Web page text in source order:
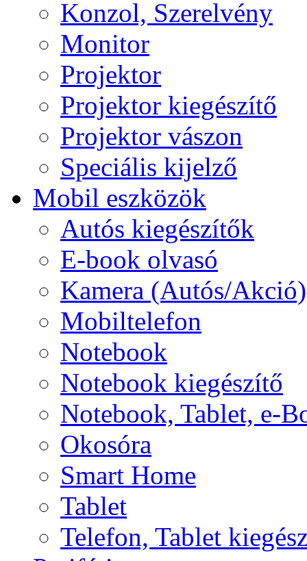
Konzol, Szerelvény
Monitor
Projektor
Projektor kiegészítő
Projektor vászon
Speciális kijelző
Mobil eszközök
Autós kiegészítők
E-book olvasó
Kamera (Autós/Akció)
Mobiltelefon
Notebook
Notebook kiegészítő
Notebook, Tablet, e-
Okosóra
Smart Home
Tablet
Telefon, Tablet